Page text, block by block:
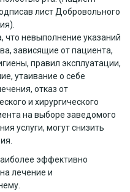
лист Добровольного
невыполнение указаний
зависящие от пациента,
правил эксплуатации,
утаивание о себе
отказ от
и хирургического
на выборе заведомого
услуги, могут снизить
эффективно
лечение и